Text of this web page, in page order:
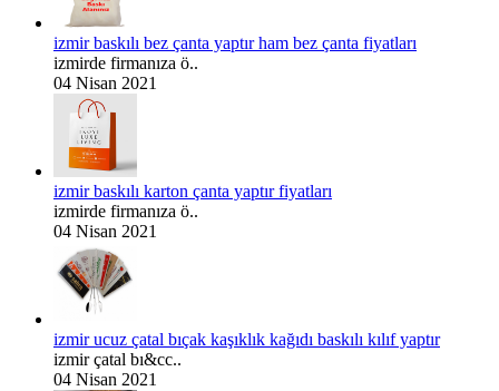
izmir baskılı bez çanta yaptır ham bez çanta fiyatları
izmirde firmanıza ö..
04 Nisan 2021
izmir baskılı karton çanta yaptır fiyatları
izmirde firmanıza ö..
04 Nisan 2021
izmir ucuz çatal bıçak kaşıklık kağıdı baskılı kılıf yaptır
izmir çatal bı&cc..
04 Nisan 2021